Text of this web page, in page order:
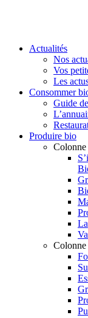
search
Menu
Actualités
Nos
Vos
Les
Consommer
Guide
Produire bio
Colonne
Colonne